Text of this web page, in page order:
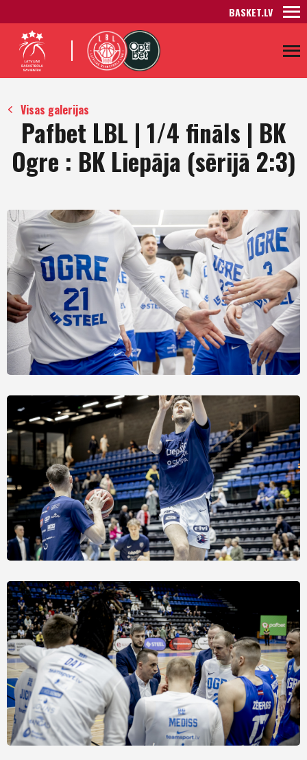
BASKET.LV
Visas galerijas
Pafbet LBL | 1/4 fināls | BK
Ogre : BK Liepāja (sērijā 2:3)